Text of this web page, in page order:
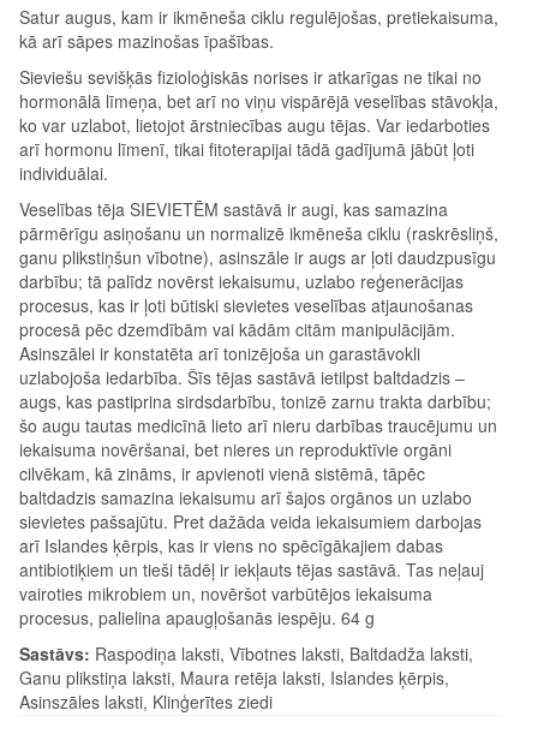
Satur augus, kam ir ikmēneša ciklu regulējošas, pretiekaisuma,
kā arī sāpes mazinošas īpašības.
Sieviešu sevišķās fizioloģiskās norises ir atkarīgas ne tikai no
hormonālā līmeņa, bet arī no viņu vispārējā veselības stāvokļa,
ko var uzlabot, lietojot ārstniecības augu tējas. Var iedarboties
arī hormonu līmenī, tikai fitoterapijai tādā gadījumā jābūt ļoti
individuālai.
Veselības tēja SIEVIETĒM sastāvā ir augi, kas samazina
pārmērīgu asiņošanu un normalizē ikmēneša ciklu (raskrēsliņš,
ganu plikstiņšun vībotne), asinszāle ir augs ar ļoti daudzpusīgu
darbību; tā palīdz novērst iekaisumu, uzlabo reģenerācijas
procesus, kas ir ļoti būtiski sievietes veselības atjaunošanas
procesā pēc dzemdībām vai kādām citām manipulācijām.
Asinszālei ir konstatēta arī tonizējoša un garastāvokli
uzlabojoša iedarbība. Šīs tējas sastāvā ietilpst baltdadzis –
augs, kas pastiprina sirdsdarbību, tonizē zarnu trakta darbību;
šo augu tautas medicīnā lieto arī nieru darbības traucējumu un
iekaisuma novēršanai, bet nieres un reproduktīvie orgāni
cilvēkam, kā zināms, ir apvienoti vienā sistēmā, tāpēc
baltdadzis samazina iekaisumu arī šajos orgānos un uzlabo
sievietes pašsajūtu. Pret dažāda veida iekaisumiem darbojas
arī Islandes ķērpis, kas ir viens no spēcīgākajiem dabas
antibiotiķiem un tieši tādēļ ir iekļauts tējas sastāvā. Tas neļauj
vairoties mikrobiem un, novēršot varbūtējos iekaisuma
procesus, palielina apaugļošanās iespēju. 64 g
Sastāvs: Raspodiņa laksti, Vībotnes laksti, Baltdadža laksti,
Ganu plikstiņa laksti, Maura retēja laksti, Islandes ķērpis,
Asinszāles laksti, Klinģerītes ziedi